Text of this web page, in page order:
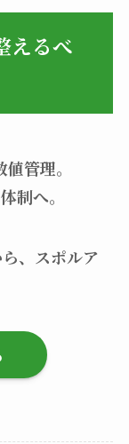
えるべ
管理。
制へ。
、スポルア